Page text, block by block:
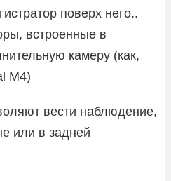
поверх него..
встроенные в
камеру (как,
M4)
вести наблюдение,
или в задней